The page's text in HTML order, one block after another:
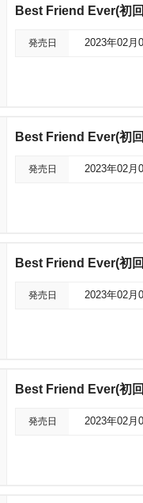
Best Friend Ever(初
発売日 2023年02月
Best Friend Ever(初
発売日 2023年02月
Best Friend Ever(初
発売日 2023年02月
Best Friend Ever(初
発売日 2023年02月